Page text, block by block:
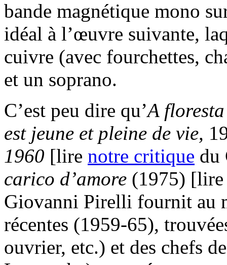
bande magnétique mono
idéal à l’œuvre suivante,
cuivre (avec fourchettes,
et un soprano.
C’est peu dire qu’A
est jeune et pleine de vie,
1960 [lire notre critique du
carico d’amore (1975)
Giovanni Pirelli fournit au
récentes (1959-65),
ouvrier, etc.) et des chefs